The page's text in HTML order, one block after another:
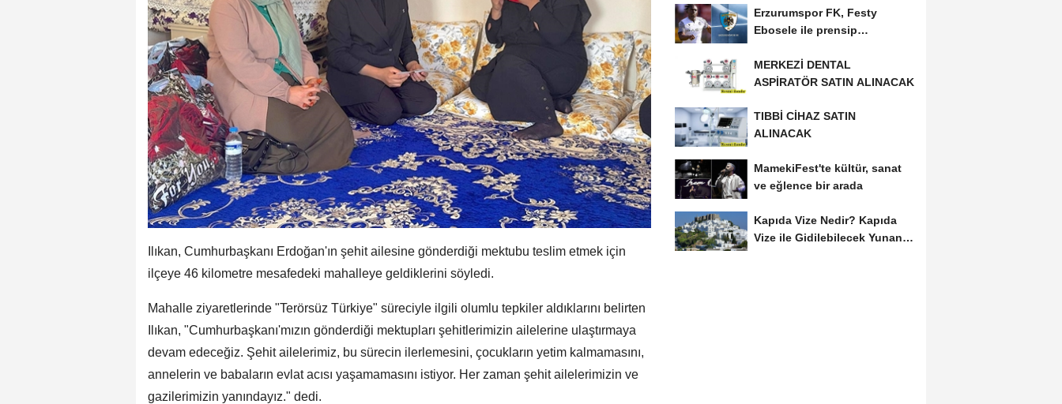
Ilıkan, Cumhurbaşkanı Erdoğan'ın şehit ailesine gönderdiği mektubu teslim etmek için
ilçeye 46 kilometre mesafedeki mahalleye geldiklerini söyledi.
Mahalle ziyaretlerinde "Terörsüz Türkiye" süreciyle ilgili olumlu tepkiler aldıklarını belirten
Ilıkan, "Cumhurbaşkanı'mızın gönderdiği mektupları şehitlerimizin ailelerine ulaştırmaya
devam edeceğiz. Şehit ailelerimiz, bu sürecin ilerlemesini, çocukların yetim kalmamasını,
annelerin ve babaların evlat acısı yaşamamasını istiyor. Her zaman şehit ailelerimizin ve
gazilerimizin yanındayız." dedi.
Erzurumspor FK, Festy
Ebosele ile prensip
MERKEZİ DENTAL
ASPİRATÖR SATIN ALINACAK
TIBBİ CİHAZ SATIN
ALINACAK
MamekiFest'te kültür, sanat
ve eğlence bir arada
Kapıda Vize Nedir? Kapıda
Vize ile Gidilebilecek Yunan